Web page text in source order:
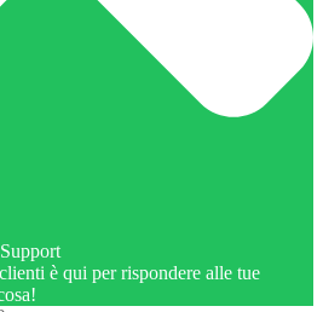
è qui per rispondere alle tue